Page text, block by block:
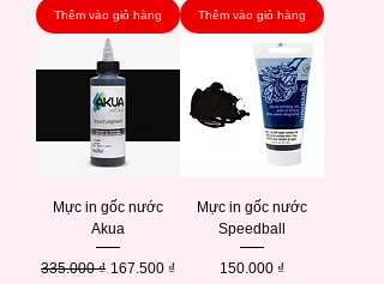
Thêm vào giỏ hàng Thêm vào giỏ hàng
Mực in gốc nước
Akua
Giá thông thường
335.000 ₫ Giá bán rẻ
167.500 ₫
Mực in gốc nước
Speedball
Giá
150.000 ₫